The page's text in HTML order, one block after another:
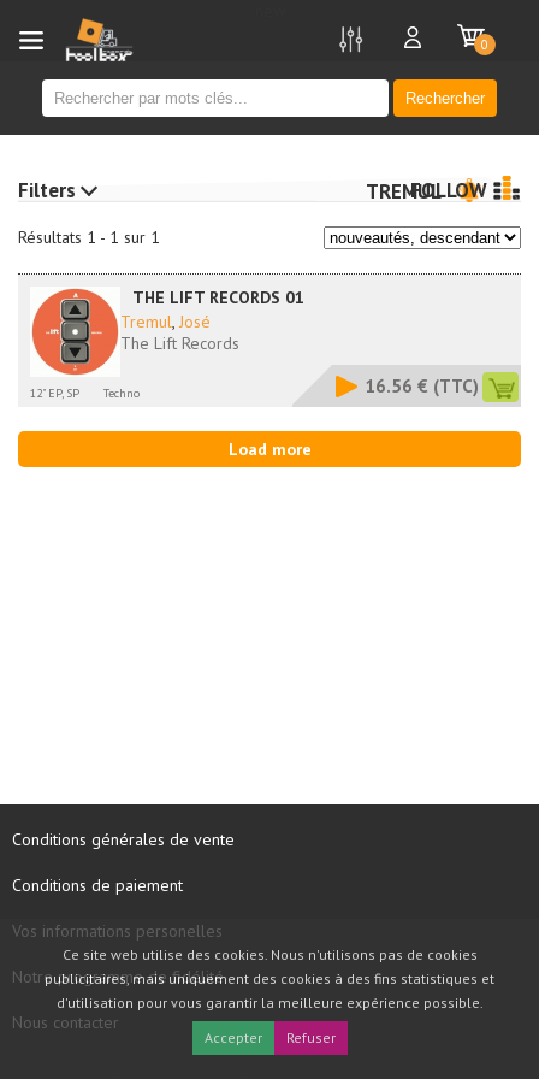
Rechercher
0
Résultats 1 - 1 sur 1
TREMULFOLLOW
THE LIFT RECORDS 01
Tremul, José
The Lift Records
12" EP, SP Techno 16.56 € (TTC)
Load more
Filters
Conditions générales de vente
Conditions de paiement
Vos informations personelles
Notre programme de fidélité
Nous contacter
Ce site web utilise des cookies. Nous n'utilisons pas de cookies
publicitaires, mais uniquement des cookies à des fins statistiques et
d'utilisation pour vous garantir la meilleure expérience possible.
Accepter
Refuser